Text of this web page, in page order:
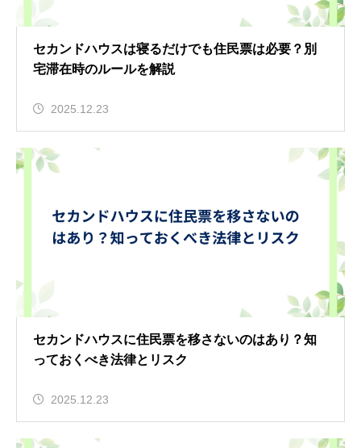
セカンドハウスは寝るだけでも住民票は必要？別
宅滞在時のルールを解説
2025.12.23
セカンドハウスに住民票を移さないのはあり？知
っておくべき法律とリスク
2025.12.23